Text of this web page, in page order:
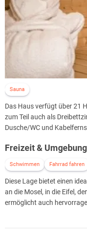
Sauna
Das Haus verfügt über 21
zum Teil auch als
Dusche/WC und
Freizeit & Umgebung
Schwimmen Fahrrad fahren
Diese Lage bietet einen
an die Mosel, in die Eifel,
ermöglicht auch